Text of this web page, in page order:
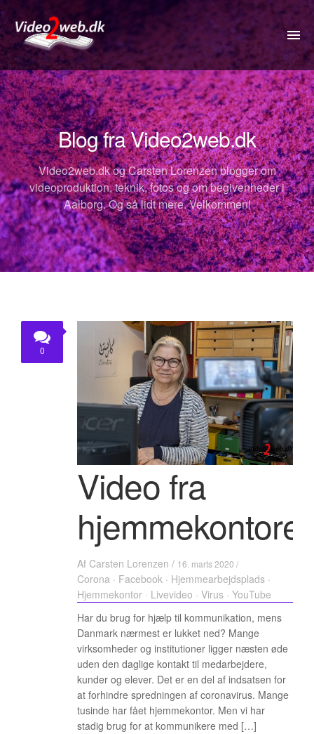
VIDEO
DRONE
360VIDEO
KOMMUNIKATION
FOTOS
REJSETIP
OM
KONTAKT
Blog fra Video2web.dk
Video2web.dk og Carsten Lorenzen blogger om
videoproduktion, teknik, fotos og om begivenheder i
Aalborg. Og så lidt mere. Velkommen!
0
Video fra
hjemmekontoret
Af Carsten Lorenzen / 16. marts 2020 /
Corona · Facebook · Hjemmearbejdsplads ·
Hjemmekontor · Livevideo · Virus · YouTube
Har du brug for hjælp til kommunikation, mens
Danmark nærmest er lukket ned? Mange
virksomheder og institutioner ligger næsten øde
uden den daglige kontakt til medarbejdere,
kunder og elever. Det er en del af indsatsen for
at forhindre spredningen af coronavirus. Mange
tusinde har fået hjemmekontor. Men vi har
stadig brug for at kommunikere med […]